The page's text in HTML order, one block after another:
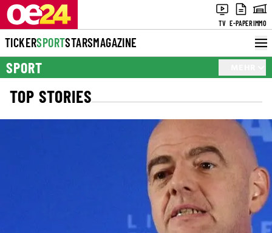
TV E-PAPERIMMO
TICKERSPORTSTARSMAGAZINE
SPORT
TOP STORIES